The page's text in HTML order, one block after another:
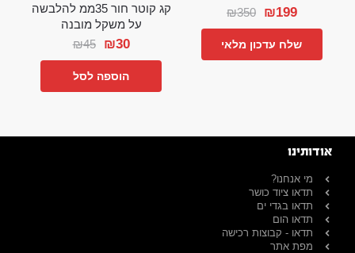
₪350 ₪199
שלח עדכון מלאי
קג קוטר חור 35ממ להלבשה
על משקל מובנה
₪45 ₪30
הוספה לסל
אודותינו
מי אנחנו?
תדאו ציוד כושר
תדאו בגדי ים
תדאו הום
תדאו - קבוצות רכישה
מפת אתר